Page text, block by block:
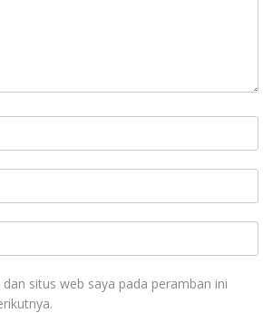
situs web saya pada peramban ini